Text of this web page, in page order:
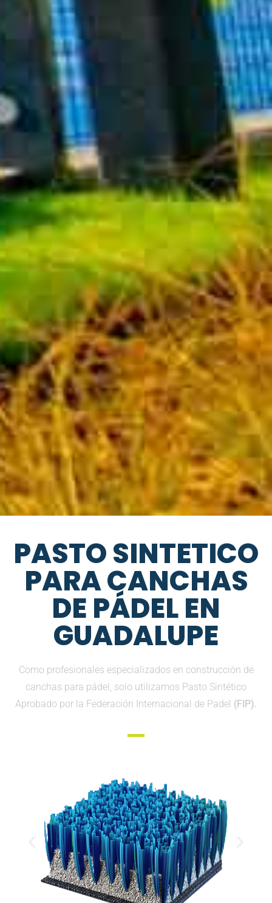
PASTO SINTETICO
PARA CANCHAS
DE PÁDEL EN
GUADALUPE
Como profesionales especializados en construcción de
canchas para pádel, solo utilizamos Pasto Sintético
Aprobado por la Federación Internacional de Padel (FIP).